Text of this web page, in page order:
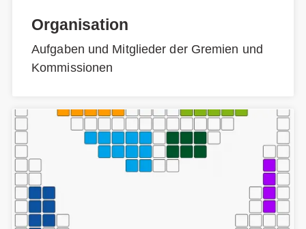
Organisation
Aufgaben und Mitglieder der Gremien und
Kommissionen